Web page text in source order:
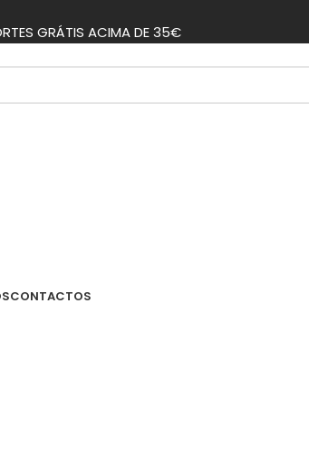
GRÁTIS ACIMA DE 35€
CONTACTOS